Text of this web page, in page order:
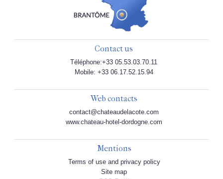
Contact us
Téléphone:+33 05.53.03.70.11
Mobile: +33 06.17.52.15.94
Web contacts
contact@chateaudelacote.com
www.chateau-hotel-dordogne.com
Mentions
Terms of use and privacy policy
Site map